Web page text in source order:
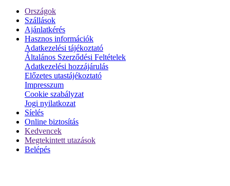
Országok
Szállások
Ajánlatkérés
Hasznos információk
Adatkezelési tájékoztató
Általános Szerződési Feltételek
Adatkezelési hozzájárulás
Előzetes utastájékoztató
Impresszum
Cookie szabályzat
Jogi nyilatkozat
Síelés
Online biztosítás
Kedvencek
Megtekintett utazások
Belépés